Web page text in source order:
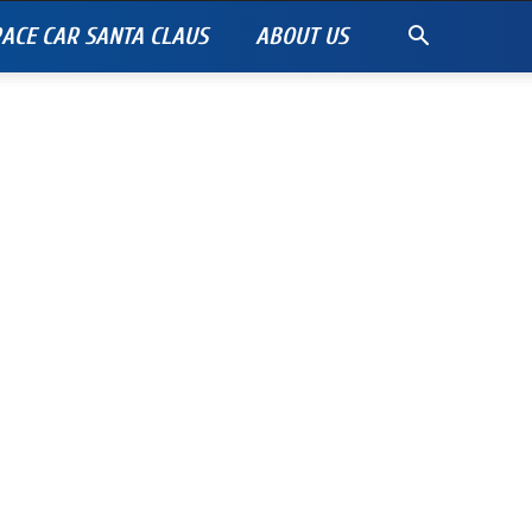
CAR SANTA CLAUS ABOUT US